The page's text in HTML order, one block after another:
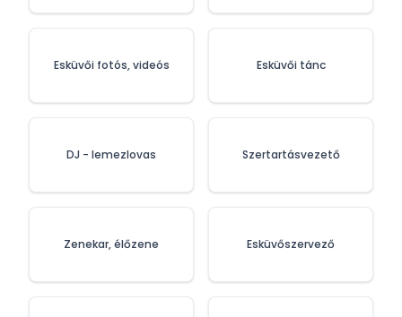
Esküvői fotós, videós
DJ - lemezlovas
Zenekar, élőzene
Esküvői tánc
Szertartásvezető
Esküvőszervező